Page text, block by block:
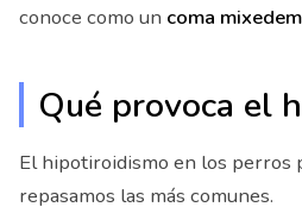
conoce como un coma
Qué provoca el
El hipotiroidismo en los perros
repasamos las más comunes.